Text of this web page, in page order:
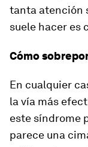
tanta atención
suele hacer es
Cómo
En cualquier
la vía más
este síndrome
parece una